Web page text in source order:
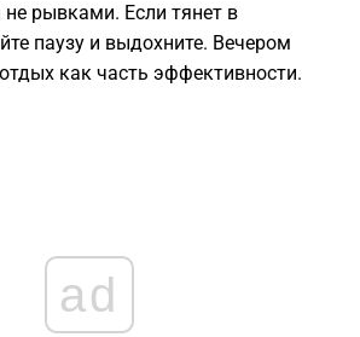
не рывками. Если тянет в
паузу и выдохните. Вечером
как часть эффективности.
ad